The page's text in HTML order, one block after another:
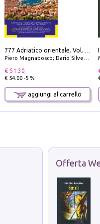
777 Adriatico orientale. Vol. 2: Costa della Dalmazia da Zara a Molunat, Isole della Dalmazia Meridionale e Montenegro
Piero Magnabosco; Dario Silvestro; Marco Sbrizzi
€ 51.30
€ 54.00 -5 %
aggiungi al carrello
Offerta